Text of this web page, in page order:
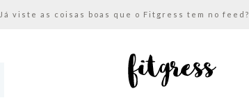
Já viste as coisas boas que o Fitgress tem no feed?